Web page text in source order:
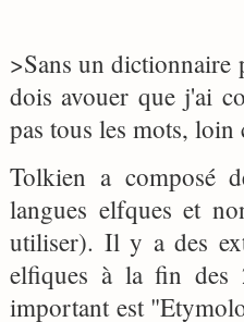
>Sans un dictionnaire
dois avouer que j'ai
pas tous les mots,
Tolkien a composé
langues elfques et
utiliser). Il y a des
elfiques à la fin des
important est